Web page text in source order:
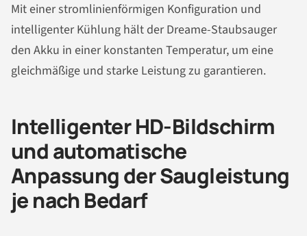
Mit einer stromlinienförmigen Konfiguration und
intelligenter Kühlung hält der Dreame-Staubsauger
den Akku in einer konstanten Temperatur, um eine
gleichmäßige und starke Leistung zu garantieren.
Intelligenter HD-Bildschirm
und automatische
Anpassung der Saugleistung
je nach Bedarf